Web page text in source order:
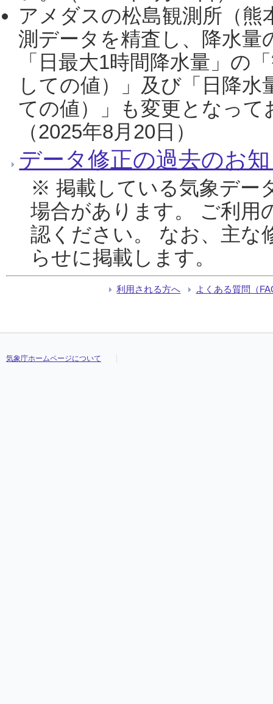
アメダスの松島観測所（熊
測データを精査し、降水
「日最大1時間降水量」の
しての値）」及び「日降
ての値）」も変更となっ
（2025年8月20日）
データ修正の過去のお
※ 掲載している気象デー
場合があります。 ご利用
認ください。 なお、主な
らせに掲載します。
利用される方へ よくある質問（
気象庁ホームページについて